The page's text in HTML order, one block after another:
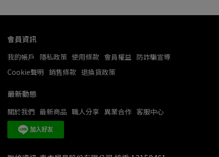
會員資訊
我的帳戶 隱私政策 使用條款 會員權益 防詐騙宣導
Cookie聲明 銷售條款 退換貨政策
最新動態
關於我們 最新商品 職人分享 異業合作 客服中心